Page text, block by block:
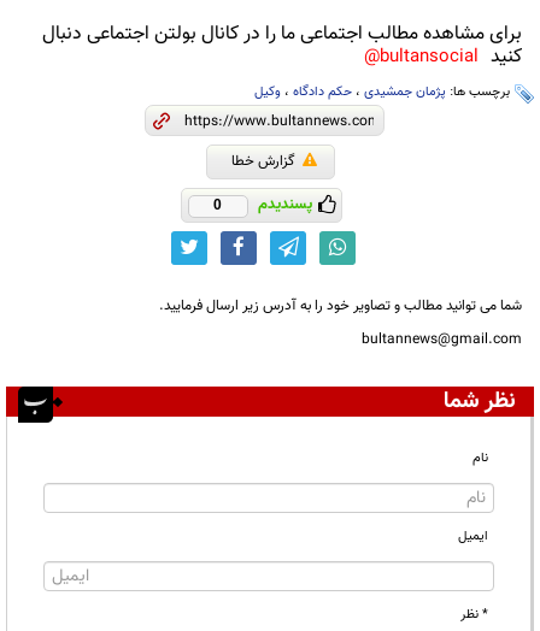
برای مشاهده مطالب اجتماعی ما را در کانال بولتن اجتماعی دنبال
کنید bultansocial@
برچسب ها: پژمان جمشیدی ، حکم دادگاه ، وکیل
گزارش خطا
پسندیدم 0
شما می توانید مطالب و تصاویر خود را به آدرس زیر ارسال فرمایید.
bultannews@gmail.com
نظر شما
نام
ایمیل
* نظر